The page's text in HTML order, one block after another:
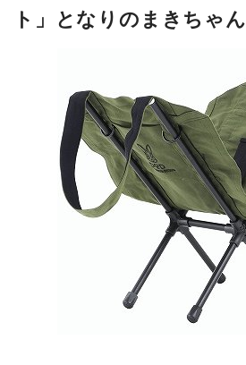
ト」となりのまきちゃん